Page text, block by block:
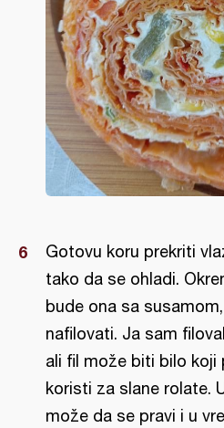
Gotovu koru prekriti
tako da se ohladi.
bude ona sa
nafilovati. Ja sam
ali fil može biti bilo koji
koristi za slane rolate.
može da se pravi i u